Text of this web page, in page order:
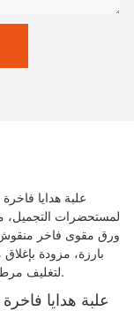
علبة هدايا